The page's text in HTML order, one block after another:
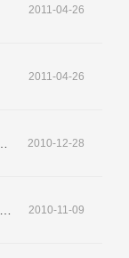
2011-04-26
2011-04-26
2010-12-28
2010-11-09